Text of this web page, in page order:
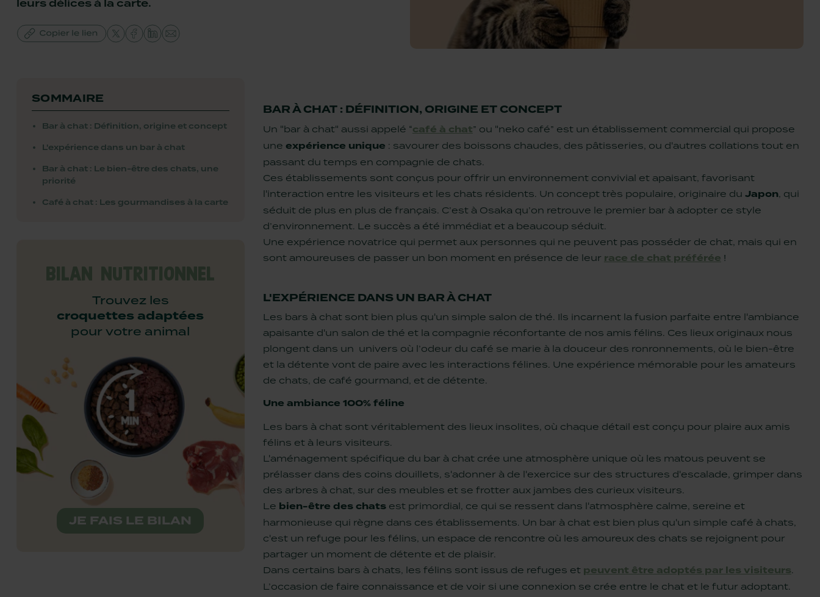
leurs délices à la carte.
BAR À CHAT : DÉFINITION, ORIGINE ET CONCEPT
Un "bar à chat" aussi appelé “café à chat” ou "neko café” est un établissement commercial qui propose
une expérience unique : savourer des boissons chaudes, des pâtisseries, ou d'autres collations tout en
passant du temps en compagnie de chats.
Ces établissements sont conçus pour offrir un environnement convivial et apaisant, favorisant
l'interaction entre les visiteurs et les chats résidents. Un concept très populaire, originaire du Japon, qui
séduit de plus en plus de français. C’est à Osaka qu’on retrouve le premier bar à adopter ce style
d’environnement. Le succès a été immédiat et a beaucoup séduit.
Une expérience novatrice qui permet aux personnes qui ne peuvent pas posséder de chat, mais qui en
sont amoureuses de passer un bon moment en présence de leur race de chat préférée !
L'EXPÉRIENCE DANS UN BAR À CHAT
Les bars à chat sont bien plus qu'un simple salon de thé. Ils incarnent la fusion parfaite entre l'ambiance
apaisante d'un salon de thé et la compagnie réconfortante de nos amis félins. Ces lieux originaux nous
plongent dans un univers où l’odeur du café se marie à la douceur des ronronnements, où le bien-être
et la détente vont de paire avec les interactions félines. Une expérience mémorable pour les amateurs
de chats, de café gourmand, et de détente.
Une ambiance 100% féline
Les bars à chat sont véritablement des lieux insolites, où chaque détail est conçu pour plaire aux amis
félins et à leurs visiteurs.
L'aménagement spécifique du bar à chat crée une atmosphère unique où les matous peuvent se
prélasser dans des coins douillets, s'adonner à de l'exercice sur des structures d'escalade, grimper dans
des arbres à chat, sur des meubles et se frotter aux jambes des curieux visiteurs.
Le bien-être des chatsest primordial, ce qui se ressent dans l'atmosphère calme, sereine et
harmonieuse qui règne dans ces établissements. Un bar à chat est bien plus qu'un simple café à chats,
c'est un refuge pour les félins, un espace de rencontre où les amoureux des chats se rejoignent pour
partager un moment de détente et de plaisir.
Dans certains bars à chats, les félins sont issus de refuges et peuvent être adoptés par les visiteurs.
L’occasion de faire connaissance et de voir si une connexion se crée entre le chat et le futur adoptant.
SOMMAIRE
Bar à chat : Définition, origine et concept
L'expérience dans un bar à chat
Bar à chat : Le bien-être des chats, une
priorité
Café à chat : Les gourmandises à la carte
BILAN NUTRITIONNEL
Trouvez les
croquettes adaptées
pour votre animal
JE FAIS LE BILAN